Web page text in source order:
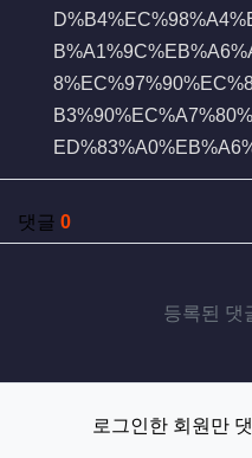
댓글 0
등록된 댓
로그인한 회원만